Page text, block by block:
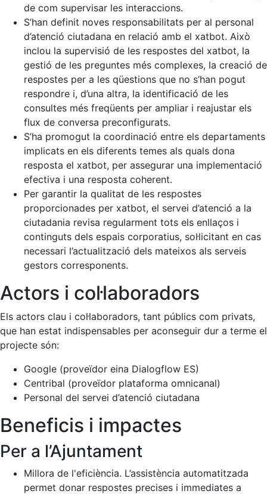
de com supervisar les interaccions.
S’han definit noves responsabilitats per al personal
d’atenció ciutadana en relació amb el xatbot. Això
inclou la supervisió de les respostes del xatbot, la
gestió de les preguntes més complexes, la creació de
respostes per a les qüestions que no s’han pogut
respondre i, d’una altra, la identificació de les
consultes més freqüents per ampliar i reajustar els
flux de conversa preconfigurats.
S’ha promogut la coordinació entre els departaments
implicats en els diferents temes als quals dona
resposta el xatbot, per assegurar una implementació
efectiva i una resposta coherent.
Per garantir la qualitat de les respostes
proporcionades per xatbot, el servei d’atenció a la
ciutadania revisa regularment tots els enllaços i
continguts dels espais corporatius, sol·licitant en cas
necessari l’actualització dels mateixos als serveis
gestors corresponents.
Actors i col·laboradors
Els actors clau i col·laboradors, tant públics com privats,
que han estat indispensables per aconseguir dur a terme el
projecte són:
Google (proveïdor eina Dialogflow ES)
Centribal (proveïdor plataforma omnicanal)
Personal del servei d’atenció ciutadana
Beneficis i impactes
Per a l’Ajuntament
Millora de l'eficiència. L’assistència automatitzada
permet donar respostes precises i immediates a